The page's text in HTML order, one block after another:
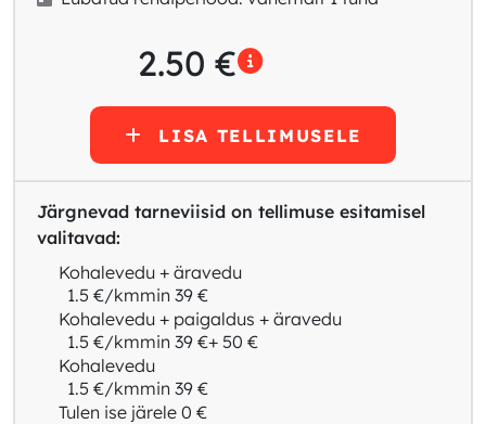
2.50 €
LISA TELLIMUSELE
Järgnevad tarneviisid on tellimuse esitamisel
valitavad:
Kohalevedu + äravedu
1.5 €/kmmin 39 €
Kohalevedu + paigaldus + äravedu
1.5 €/kmmin 39 €+ 50 €
Kohalevedu
1.5 €/kmmin 39 €
Tulen ise järele 0 €